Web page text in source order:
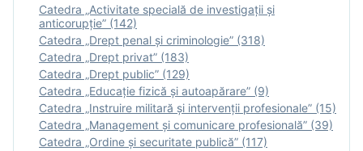
Catedra „Activitate specială de investigaţii şi
anticorupție” (142)
Catedra „Drept penal și criminologie” (318)
Catedra „Drept privat” (183)
Catedra „Drept public” (129)
Catedra „Educație fizică şi autoapărare” (9)
Catedra „Instruire militară şi intervenţii profesionale” (15)
Catedra „Management și comunicare profesională” (39)
Catedra „Ordine și securitate publică” (117)